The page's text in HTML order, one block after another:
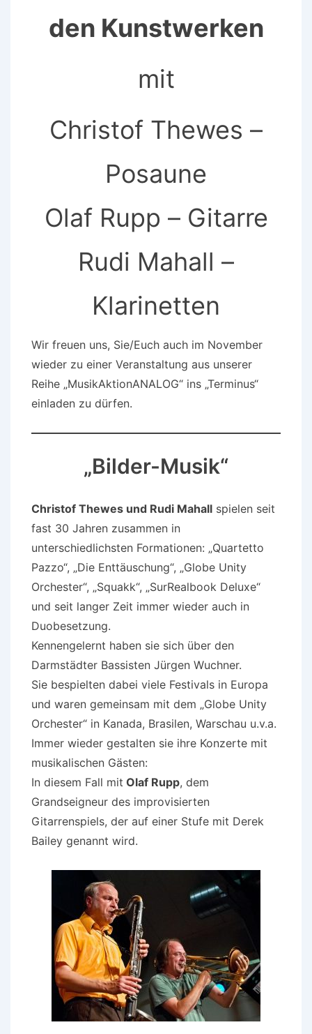
den Kunstwerken
mit
Christof Thewes –
Posaune
Olaf Rupp – Gitarre
Rudi Mahall –
Klarinetten
Wir freuen uns, Sie/Euch auch im November
wieder zu einer Veranstaltung aus unserer
Reihe „MusikAktionANALOG“ ins „Terminus“
einladen zu dürfen.
„Bilder-Musik“
Christof Thewes und Rudi Mahall spielen seit
fast 30 Jahren zusammen in
unterschiedlichsten Formationen: „Quartetto
Pazzo“, „Die Enttäuschung“, „Globe Unity
Orchester“, „Squakk“, „SurRealbook Deluxe“
und seit langer Zeit immer wieder auch in
Duobesetzung.
Kennengelernt haben sie sich über den
Darmstädter Bassisten Jürgen Wuchner.
Sie bespielten dabei viele Festivals in Europa
und waren gemeinsam mit dem „Globe Unity
Orchester“ in Kanada, Brasilen, Warschau u.v.a.
Immer wieder gestalten sie ihre Konzerte mit
musikalischen Gästen:
In diesem Fall mit Olaf Rupp, dem
Grandseigneur des improvisierten
Gitarrenspiels, der auf einer Stufe mit Derek
Bailey genannt wird.